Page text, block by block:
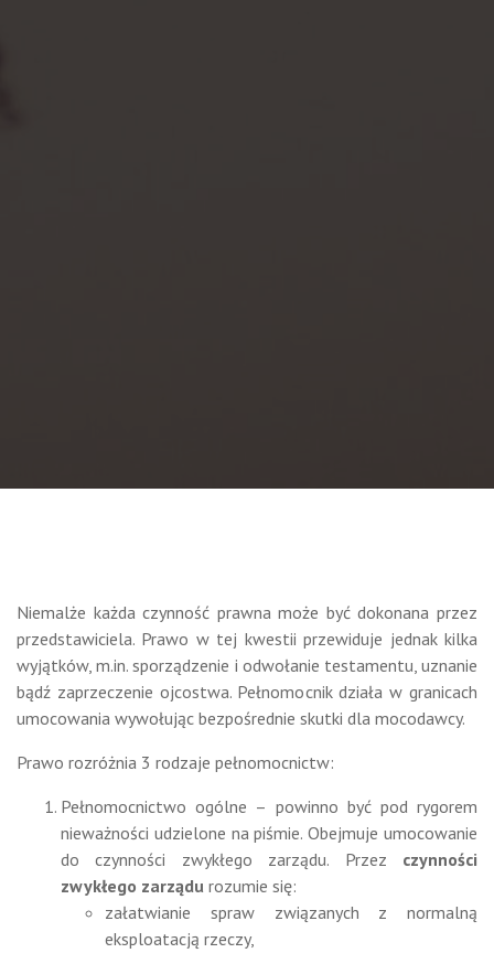
Niemalże każda czynność prawna może być dokonana przez
przedstawiciela. Prawo w tej kwestii przewiduje jednak kilka
wyjątków, m.in. sporządzenie i odwołanie testamentu, uznanie
bądź zaprzeczenie ojcostwa. Pełnomocnik działa w granicach
umocowania wywołując bezpośrednie skutki dla mocodawcy.
Prawo rozróżnia 3 rodzaje pełnomocnictw:
Pełnomocnictwo ogólne – powinno być pod rygorem
nieważności udzielone na piśmie. Obejmuje umocowanie
do czynności zwykłego zarządu. Przez czynności
zwykłego zarządu rozumie się:
załatwianie spraw związanych z normalną
eksploatacją rzeczy,